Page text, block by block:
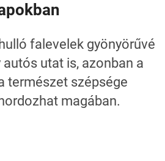
falevelek gyönyörűvé
utat is, azonban a
természet szépsége
magában.